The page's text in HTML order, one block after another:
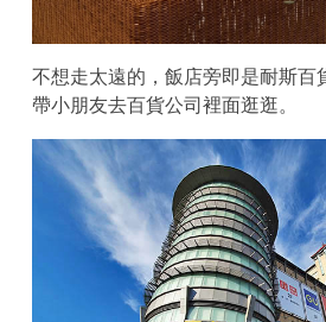
不想走太遠的，飯店旁即是耐斯百
帶小朋友去百貨公司裡面逛逛。